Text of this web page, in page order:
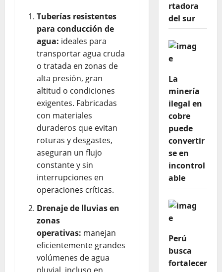
Tuberías resistentes
para conducción de
agua: ideales para
transportar agua cruda
o tratada en zonas de
alta presión, gran
altitud o condiciones
exigentes. Fabricadas
con materiales
duraderos que evitan
roturas y desgastes,
aseguran un flujo
constante y sin
interrupciones en
operaciones críticas.
Drenaje de lluvias en
zonas
operativas: manejan
eficientemente grandes
volúmenes de agua
rtadora
del sur
La
minería
ilegal en
cobre
puede
convertir
se en
incontrol
able
Perú
busca
fortalecer